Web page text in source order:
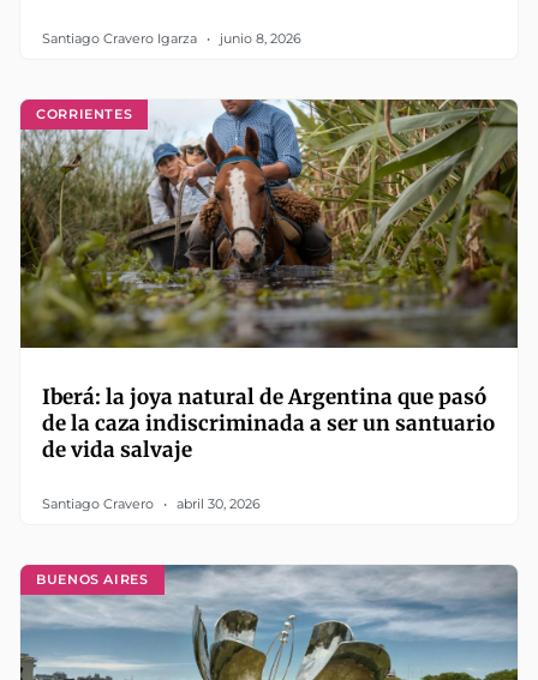
Santiago Cravero Igarza junio 8, 2026
CORRIENTES
Iberá: la joya natural de Argentina que pasó
de la caza indiscriminada a ser un santuario
de vida salvaje
Santiago Cravero abril 30, 2026
BUENOS AIRES